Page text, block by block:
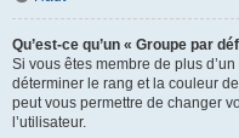
Qu’est-ce qu’un « Groupe par
Si vous êtes membre de plus
déterminer le rang et la couleur
peut vous permettre de changer
l’utilisateur.